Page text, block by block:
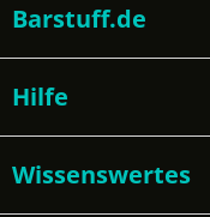
Barstuff.de
Hilfe
Wissenswertes